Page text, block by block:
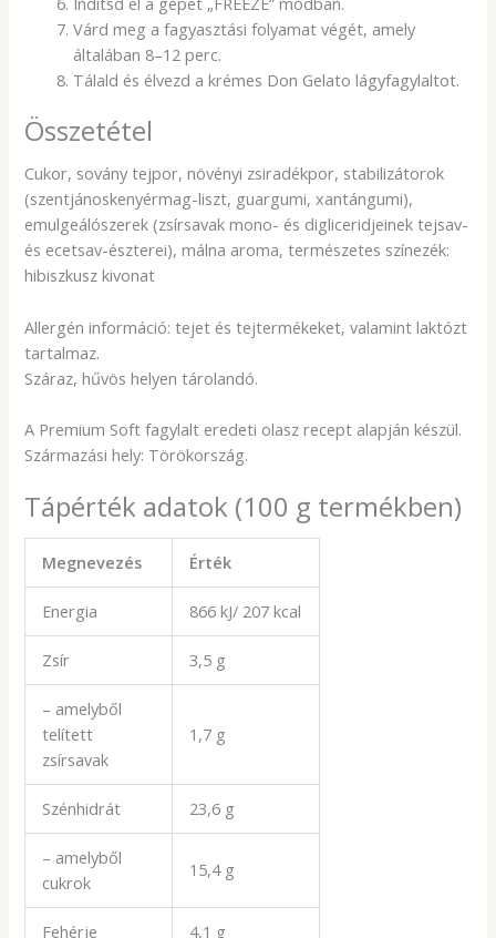
Várd meg a fagyasztási folyamat végét, amely
általában 8–12 perc.
Tálald és élvezd a krémes Don Gelato lágyfagylaltot.
Összetétel
Cukor, sovány tejpor, növényi zsiradékpor, stabilizátorok
(szentjánoskenyérmag-liszt, guargumi, xantángumi),
emulgeálószerek (zsírsavak mono- és digliceridjeinek tejsav-
és ecetsav-észterei), málna aroma, természetes színezék:
hibiszkusz kivonat
Allergén információ: tejet és tejtermékeket, valamint laktózt
tartalmaz.
Száraz, hűvös helyen tárolandó.
A Premium Soft fagylalt eredeti olasz recept alapján készül.
Származási hely: Törökország.
Tápérték adatok (100 g termékben)
Megnevezés Érték
Energia 866 kJ/ 207 kcal
Zsír 3,5 g
– amelyből
telített
zsírsavak
1,7 g
Szénhidrát 23,6 g
– amelyből
cukrok
15,4 g
Fehérje 4,1 g